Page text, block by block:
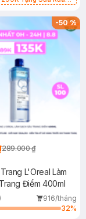
-50%
289.000 ₫
L'Oreal Làm
Điểm 400ml
916/tháng
32%